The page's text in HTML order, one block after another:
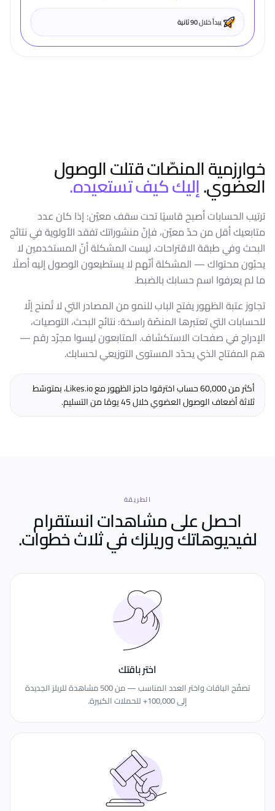
يبدأ خلال90 ثانية
خوارزمية المنصّات قتلت الوصول
العضوي.إليك كيف تستعيده.
ترتيب الحسابات أصبح قاسيًا تحت سقف معيّن: إذا كان عدد
متابعيك أقل من حدّ معيّن، فإنّ منشوراتك تفقد الأولوية في نتائج
البحث وفي طبقة الاقتراحات. ليست المشكلة أنّ المستخدمين لا
يحبّون محتواك — المشكلة أنّهم لا يستطيعون الوصول إليه أصلًا
ما لم يعرفوا اسم حسابك بالضبط.
تجاوز عتبة الظهور يفتح الباب للنمو من المصادر التي لا تُمنح إلّا
للحسابات التي تعتبرها المنصّة راسخة: نتائج البحث، التوصيات،
الإدراج في صفحات الاستكشاف. المتابعون ليسوا مجرّد رقم —
هم المفتاح الذي يحدّد المستوى التوزيعي لحسابك.
أكثر من 60,000 حساب اخترقوا حاجز الظهور مع Likes.io، بمتوسّط
ثلاثة أضعاف الوصول العضوي خلال 45 يومًا من التسليم.
الطريقة
احصل على مشاهدات انستقرام
لفيديوهاتك وريلزكفي ثلاث خطوات.
اختر باقتك
تصفّح الباقات واختر العدد المناسب — من 500 مشاهدة للريلز الجديدة
إلى 100,000+ للحملات الكبيرة.